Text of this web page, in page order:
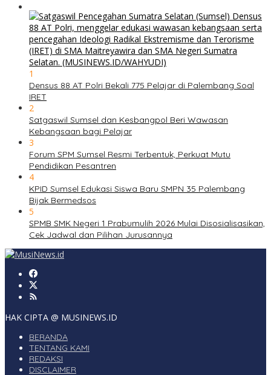
1
Densus 88 AT Polri Bekali 775 Pelajar di Palembang Soal
IRET
2
Satgaswil Sumsel dan Kesbangpol Beri Wawasan
Kebangsaan bagi Pelajar
3
Forum SPM Sumsel Resmi Terbentuk, Perkuat Mutu
Pendidikan Pesantren
4
KPID Sumsel Edukasi Siswa Baru SMPN 35 Palembang
Bijak Bermedsos
5
SPMB SMK Negeri 1 Prabumulih 2026 Mulai Disosialisasikan,
Cek Jadwal dan Pilihan Jurusannya
HAK CIPTA @ MUSINEWS.ID
BERANDA
TENTANG KAMI
REDAKSI
DISCLAIMER